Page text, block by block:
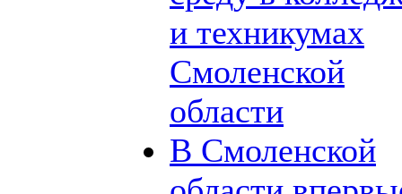
и техникумах
Смоленской
области
В Смоленской